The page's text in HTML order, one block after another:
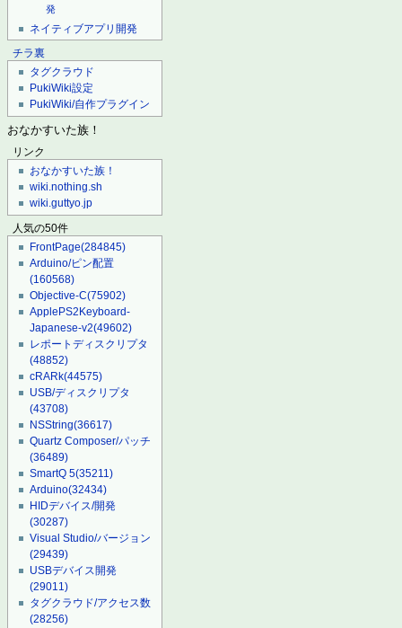
発
ネイティブアプリ開発
チラ裏
タグクラウド
PukiWiki設定
PukiWiki/自作プラグイン
おなかすいた族！
リンク
おなかすいた族！
wiki.nothing.sh
wiki.guttyo.jp
人気の50件
FrontPage(284845)
Arduino/ピン配置
(160568)
Objective-C(75902)
ApplePS2Keyboard-
Japanese-v2(49602)
レポートディスクリプタ
(48852)
cRARk(44575)
USB/ディスクリプタ
(43708)
NSString(36617)
Quartz Composer/パッチ
(36489)
SmartQ 5(35211)
Arduino(32434)
HIDデバイス/開発
(30287)
Visual Studio/バージョン
(29439)
USBデバイス開発
(29011)
タグクラウド/アクセス数
(28256)